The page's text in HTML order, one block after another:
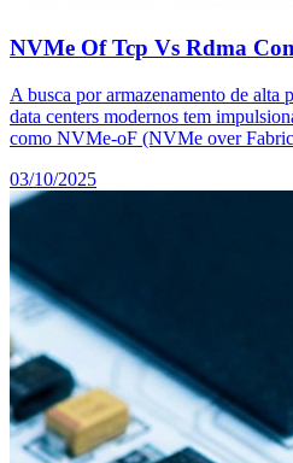
NVMe Of Tcp Vs Rdma
A busca por armazenamento de alta
data centers modernos tem
como NVMe-oF (NVMe over
03/10/2025